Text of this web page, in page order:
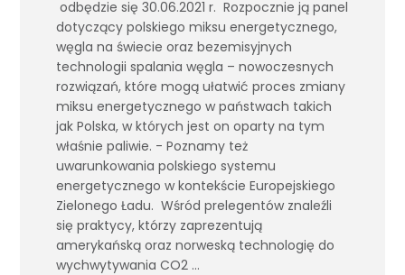
odbędzie się 30.06.2021 r. Rozpocznie ją panel
dotyczący polskiego miksu energetycznego,
węgla na świecie oraz bezemisyjnych
technologii spalania węgla – nowoczesnych
rozwiązań, które mogą ułatwić proces zmiany
miksu energetycznego w państwach takich
jak Polska, w których jest on oparty na tym
właśnie paliwie. - Poznamy też
uwarunkowania polskiego systemu
energetycznego w kontekście Europejskiego
Zielonego Ładu. Wśród prelegentów znaleźli
się praktycy, którzy zaprezentują
amerykańską oraz norweską technologię do
wychwytywania CO2